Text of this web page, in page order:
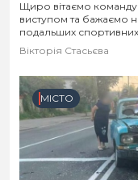
Щиро вітаємо команду
виступом та бажаємо
подальших
Вікторія Стасьєва
МІСТО